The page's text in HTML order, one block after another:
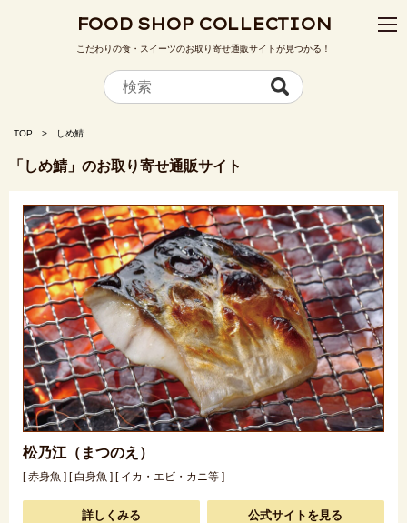
FOOD SHOP COLLECTION
こだわりの食・スイーツのお取り寄せ通販サイトが見つかる！
TOP しめ鯖
「しめ鯖」のお取り寄せ通販サイト
松乃江（まつのえ）
[ 赤身魚 ] [ 白身魚 ] [ イカ・エビ・カニ等 ]
詳しくみる 公式サイトを見る